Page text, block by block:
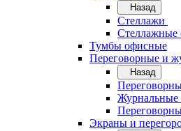
Назад
Стеллажи
Стеллажные
Тумбы офисные
Переговорные и
Назад
Журнальные
Экраны и